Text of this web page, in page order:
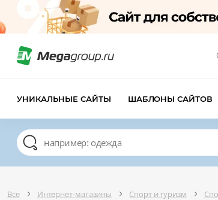
УНИКАЛЬНЫЕ САЙТЫ ШАБЛОНЫ САЙТОВ
Все Интернет-магазины Спорт и туризм